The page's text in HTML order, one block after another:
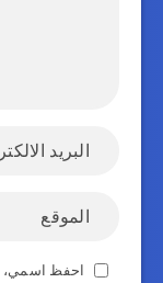
احفظ اسمي،